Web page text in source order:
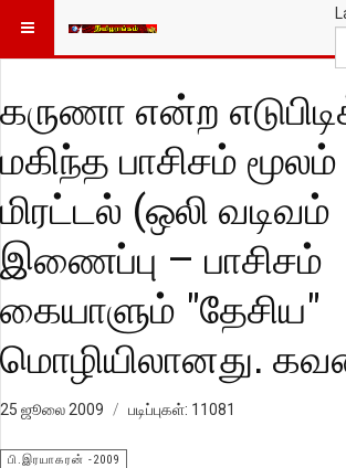
கருணா என்ற
மகிந்த பாசிசம்
மிரட்டல் (ஒலி வடிவம்
இணைப்பு – பாசிசம்
கையாளும் "தேசிய"
மொழியிலானது.
25 ஜூலை 2009 படிப்புகள்: 11081
பி.இரயாகரன் -2009